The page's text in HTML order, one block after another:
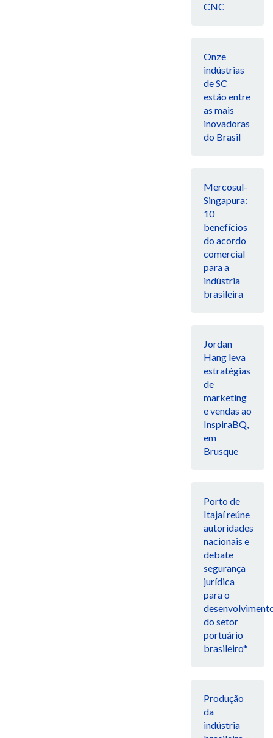
CNC
Onze
indústrias
de SC
estão entre
as mais
inovadoras
do Brasil
Mercosul-
Singapura:
10
benefícios
do acordo
comercial
para a
indústria
brasileira
Jordan
Hang leva
estratégias
de
marketing
e vendas ao
InspiraBQ,
em
Brusque
Porto de
Itajaí reúne
autoridades
nacionais e
debate
segurança
jurídica
para o
do setor
portuário
brasileiro*
Produção
da
indústria